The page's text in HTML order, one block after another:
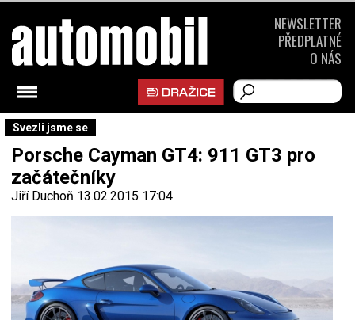
Svezli jsme se
Porsche Cayman GT4: 911 GT3 pro
začátečníky
Jiří Duchoň 13.02.2015 17:04
NEWSLETTER
PŘEDPLATNÉ
O NÁS